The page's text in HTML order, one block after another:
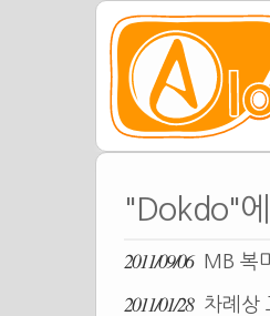
"Dokdo"
2011/09/06 MB 복
2011/01/28 차례상